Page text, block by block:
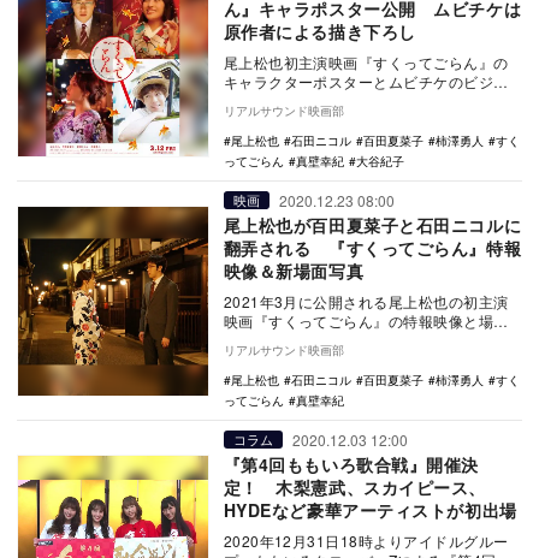
ん』キャラポスター公開 ムビチケは
原作者による描き下ろし
尾上松也初主演映画『すくってごらん』の
キャラクターポスターとムビチケのビジュ
アルが公開された。 本作は、順風満帆な
エリー…
リアルサウンド映画部
尾上松也
石田ニコル 百田夏菜子 柿澤勇人
すく
ってごらん
真壁幸紀 大谷紀子
映画 2020.12.23 08:00
尾上松也が百田夏菜子と石田ニコルに
翻弄される 『すくってごらん』特報
映像＆新場面写真
2021年3月に公開される尾上松也の初主演
映画『すくってごらん』の特報映像と場面
写真が公開された。 本作は、思い描いて
いた順…
リアルサウンド映画部
尾上松也
石田ニコル 百田夏菜子 柿澤勇人
すく
ってごらん
真壁幸紀
コラム 2020.12.03 12:00
『第4回ももいろ歌合戦』開催決
定！ 木梨憲武、スカイピース、
HYDEなど豪華アーティストが初出場
2020年12月31日18時よりアイドルグルー